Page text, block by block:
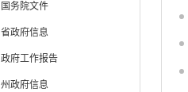
国务院文件
省政府信息
政府工作报告
州政府信息